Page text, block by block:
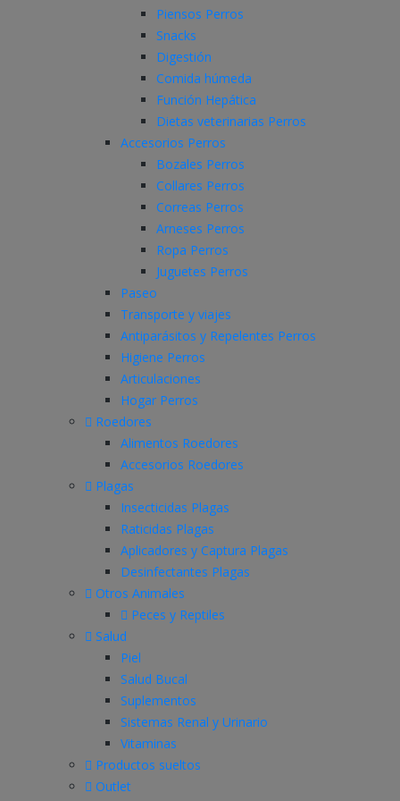
Piensos Perros
Snacks
Digestión
Comida húmeda
Función Hepática
Dietas veterinarias Perros
Accesorios Perros
Bozales Perros
Collares Perros
Correas Perros
Arneses Perros
Ropa Perros
Juguetes Perros
Paseo
Transporte y viajes
Antiparásitos y Repelentes Perros
Higiene Perros
Articulaciones
Hogar Perros
Roedores
Alimentos Roedores
Accesorios Roedores
Plagas
Insecticidas Plagas
Raticidas Plagas
Aplicadores y Captura Plagas
Desinfectantes Plagas
Otros Animales
Peces y Reptiles
Salud
Piel
Salud Bucal
Suplementos
Sistemas Renal y Urinario
Vitaminas
Productos sueltos
Outlet